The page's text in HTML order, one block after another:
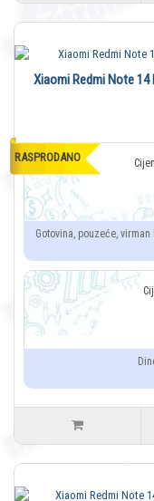
RASPRODANO
Xiaomi Redmi Note 14
Gotovina, pouzeće,